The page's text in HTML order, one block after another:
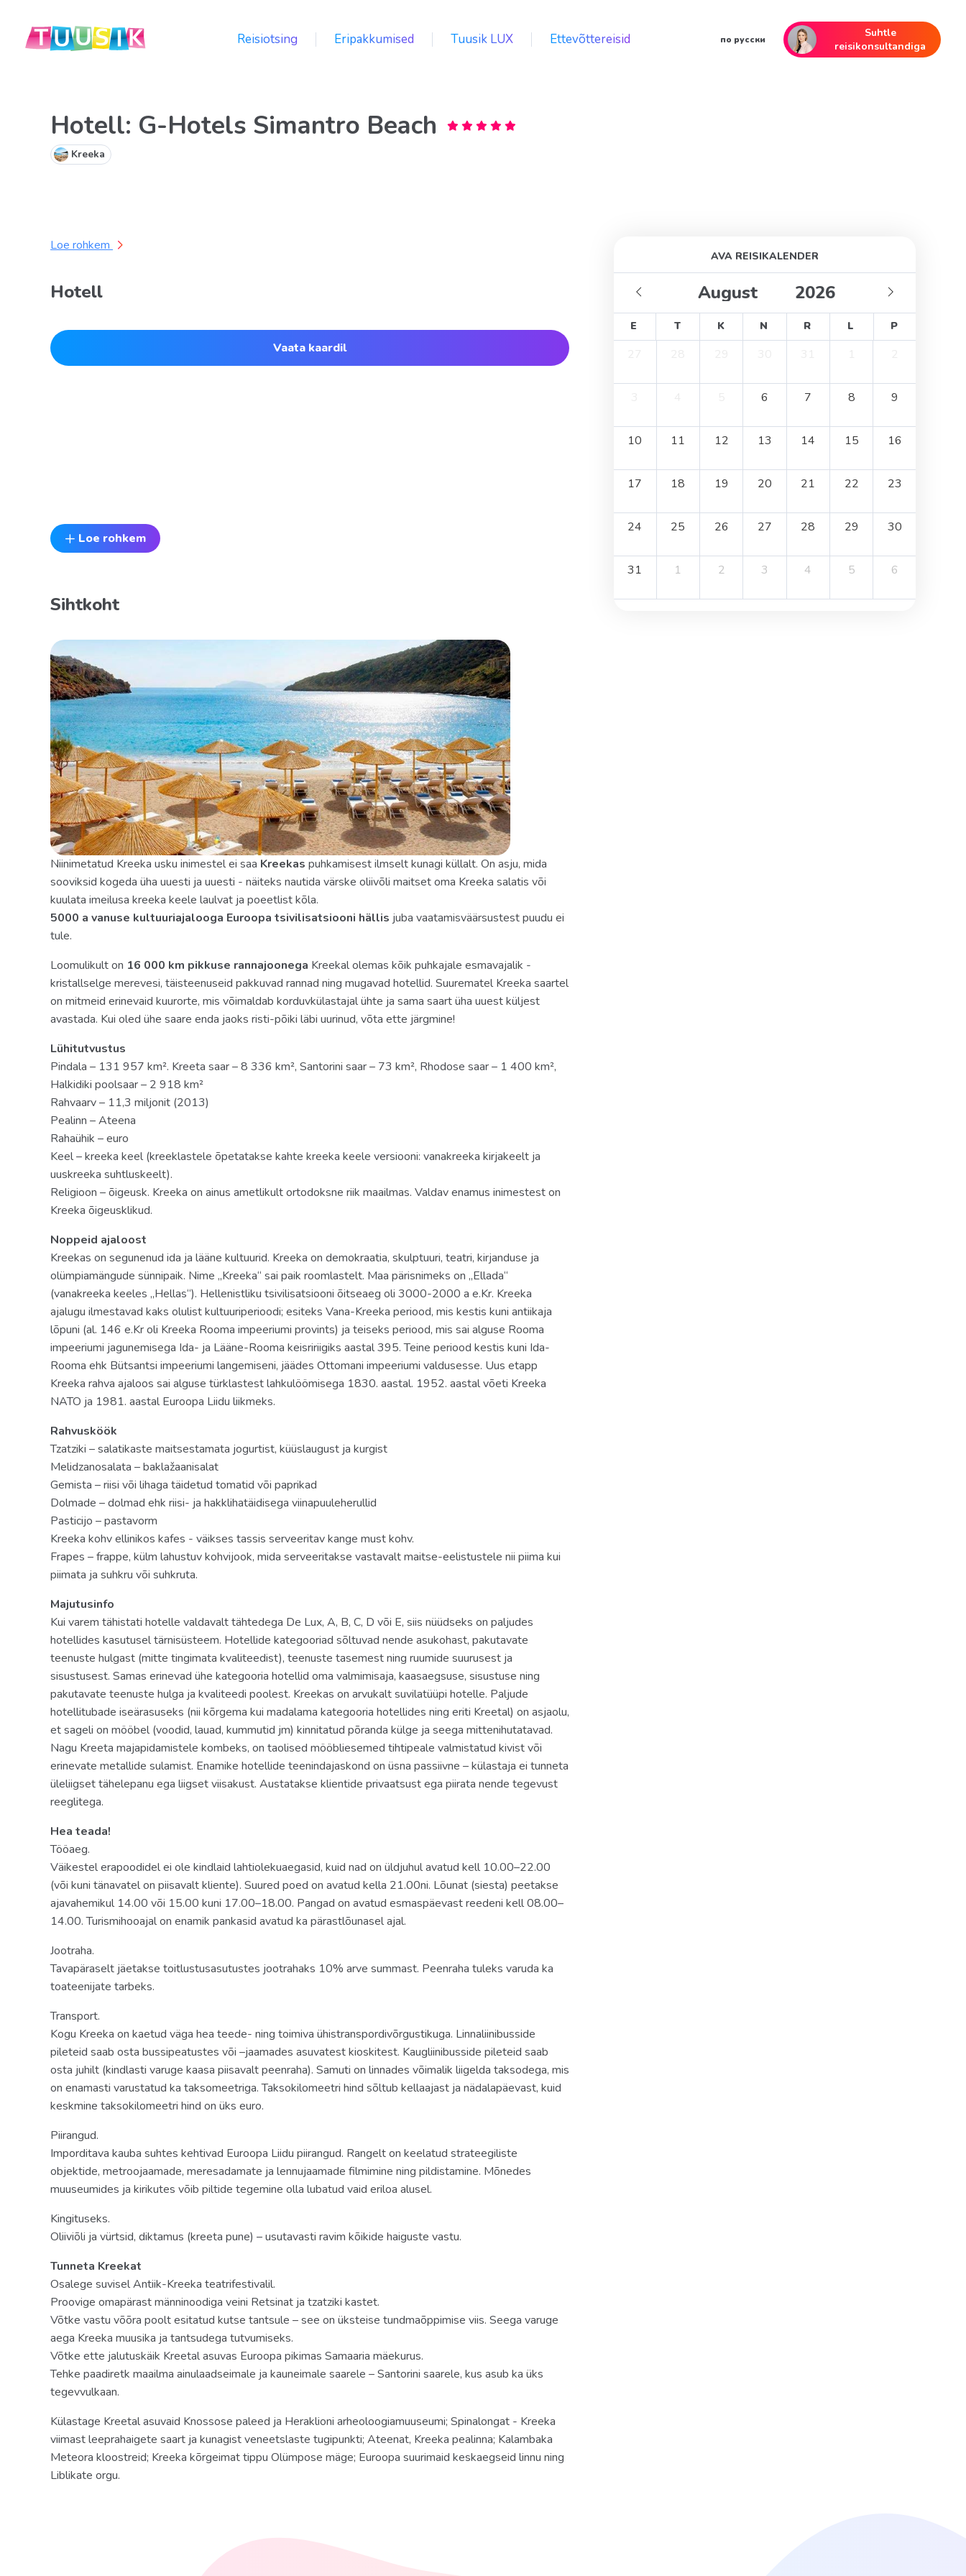
Reisiotsing Eripakkumised Tuusik LUX Ettevõttereisid по русски
Suhtle
reisikonsultandiga
Hotell: G-Hotels Simantro Beach
Kreeka
AVA REISIKALENDER
E T K N R L P
6 7 8 9
10 11 12 13 14 15 16
17 18 19 20 21 22 23
24 25 26 27 28 29 30
31 1 2 3 4 5 6
Loe rohkem
Hotell
Vaata kaardil
Loe rohkem
Sihtkoht
Niinimetatud Kreeka usku inimestel ei saa Kreekas puhkamisest ilmselt kunagi küllalt. On asju, mida
sooviksid kogeda üha uuesti ja uuesti - näiteks nautida värske oliivõli maitset oma Kreeka salatis või
kuulata imeilusa kreeka keele laulvat ja poeetlist kõla.
5000 a vanuse kultuuriajalooga Euroopa tsivilisatsiooni hällis juba vaatamisväärsustest puudu ei
tule.
Loomulikult on 16 000 km pikkuse rannajoonega Kreekal olemas kõik puhkajale esmavajalik -
kristallselge merevesi, täisteenuseid pakkuvad rannad ning mugavad hotellid. Suurematel Kreeka saartel
on mitmeid erinevaid kuurorte, mis võimaldab korduvkülastajal ühte ja sama saart üha uuest küljest
avastada. Kui oled ühe saare enda jaoks risti-põiki läbi uurinud, võta ette järgmine!
Lühitutvustus
Pindala – 131 957 km². Kreeta saar – 8 336 km², Santorini saar – 73 km², Rhodose saar – 1 400 km²,
Halkidiki poolsaar – 2 918 km²
Rahvaarv – 11,3 miljonit (2013)
Pealinn – Ateena
Rahaühik – euro
Keel – kreeka keel (kreeklastele õpetatakse kahte kreeka keele versiooni: vanakreeka kirjakeelt ja
uuskreeka suhtluskeelt).
Religioon – õigeusk. Kreeka on ainus ametlikult ortodoksne riik maailmas. Valdav enamus inimestest on
Kreeka õigeusklikud.
Noppeid ajaloost
Kreekas on segunenud ida ja lääne kultuurid. Kreeka on demokraatia, skulptuuri, teatri, kirjanduse ja
olümpiamängude sünnipaik. Nime „Kreeka“ sai paik roomlastelt. Maa pärisnimeks on „Ellada“
(vanakreeka keeles „Hellas“). Hellenistliku tsivilisatsiooni õitseaeg oli 3000-2000 a e.Kr. Kreeka
ajalugu ilmestavad kaks olulist kultuuriperioodi; esiteks Vana-Kreeka periood, mis kestis kuni antiikaja
lõpuni (al. 146 e.Kr oli Kreeka Rooma impeeriumi provints) ja teiseks periood, mis sai alguse Rooma
impeeriumi jagunemisega Ida- ja Lääne-Rooma keisririigiks aastal 395. Teine periood kestis kuni Ida-
Rooma ehk Bütsantsi impeeriumi langemiseni, jäädes Ottomani impeeriumi valdusesse. Uus etapp
Kreeka rahva ajaloos sai alguse türklastest lahkulöömisega 1830. aastal. 1952. aastal võeti Kreeka
NATO ja 1981. aastal Euroopa Liidu liikmeks.
Rahvusköök
Tzatziki – salatikaste maitsestamata jogurtist, küüslaugust ja kurgist
Melidzanosalata – baklažaanisalat
Gemista – riisi või lihaga täidetud tomatid või paprikad
Dolmade – dolmad ehk riisi- ja hakklihatäidisega viinapuuleherullid
Pasticijo – pastavorm
Kreeka kohv ellinikos kafes - väikses tassis serveeritav kange must kohv.
Frapes – frappe, külm lahustuv kohvijook, mida serveeritakse vastavalt maitse-eelistustele nii piima kui
piimata ja suhkru või suhkruta.
Majutusinfo
Kui varem tähistati hotelle valdavalt tähtedega De Lux, A, B, C, D või E, siis nüüdseks on paljudes
hotellides kasutusel tärnisüsteem. Hotellide kategooriad sõltuvad nende asukohast, pakutavate
teenuste hulgast (mitte tingimata kvaliteedist), teenuste tasemest ning ruumide suurusest ja
sisustusest. Samas erinevad ühe kategooria hotellid oma valmimisaja, kaasaegsuse, sisustuse ning
pakutavate teenuste hulga ja kvaliteedi poolest. Kreekas on arvukalt suvilatüüpi hotelle. Paljude
hotellitubade iseärasuseks (nii kõrgema kui madalama kategooria hotellides ning eriti Kreetal) on asjaolu,
et sageli on mööbel (voodid, lauad, kummutid jm) kinnitatud põranda külge ja seega mittenihutatavad.
Nagu Kreeta majapidamistele kombeks, on taolised mööbliesemed tihtipeale valmistatud kivist või
erinevate metallide sulamist. Enamike hotellide teenindajaskond on üsna passiivne – külastaja ei tunneta
üleliigset tähelepanu ega liigset viisakust. Austatakse klientide privaatsust ega piirata nende tegevust
reeglitega.
Hea teada!
Tööaeg.
Väikestel erapoodidel ei ole kindlaid lahtiolekuaegasid, kuid nad on üldjuhul avatud kell 10.00–22.00
(või kuni tänavatel on piisavalt kliente). Suured poed on avatud kella 21.00ni. Lõunat (siesta) peetakse
ajavahemikul 14.00 või 15.00 kuni 17.00–18.00. Pangad on avatud esmaspäevast reedeni kell 08.00–
14.00. Turismihooajal on enamik pankasid avatud ka pärastlõunasel ajal.
Jootraha.
Tavapäraselt jäetakse toitlustusasutustes jootrahaks 10% arve summast. Peenraha tuleks varuda ka
toateenijate tarbeks.
Transport.
Kogu Kreeka on kaetud väga hea teede- ning toimiva ühistranspordivõrgustikuga. Linnaliinibusside
pileteid saab osta bussipeatustes või –jaamades asuvatest kioskitest. Kaugliinibusside pileteid saab
osta juhilt (kindlasti varuge kaasa piisavalt peenraha). Samuti on linnades võimalik liigelda taksodega, mis
on enamasti varustatud ka taksomeetriga. Taksokilomeetri hind sõltub kellaajast ja nädalapäevast, kuid
keskmine taksokilomeetri hind on üks euro.
Piirangud.
Imporditava kauba suhtes kehtivad Euroopa Liidu piirangud. Rangelt on keelatud strateegiliste
objektide, metroojaamade, meresadamate ja lennujaamade filmimine ning pildistamine. Mõnedes
muuseumides ja kirikutes võib piltide tegemine olla lubatud vaid eriloa alusel.
Kingituseks.
Oliiviõli ja vürtsid, diktamus (kreeta pune) – usutavasti ravim kõikide haiguste vastu.
Tunneta Kreekat
Osalege suvisel Antiik-Kreeka teatrifestivalil.
Proovige omapärast männinoodiga veini Retsinat ja tzatziki kastet.
Võtke vastu võõra poolt esitatud kutse tantsule – see on üksteise tundmaõppimise viis. Seega varuge
aega Kreeka muusika ja tantsudega tutvumiseks.
Võtke ette jalutuskäik Kreetal asuvas Euroopa pikimas Samaaria mäekurus.
Tehke paadiretk maailma ainulaadseimale ja kauneimale saarele – Santorini saarele, kus asub ka üks
tegevvulkaan.
Külastage Kreetal asuvaid Knossose paleed ja Heraklioni arheoloogiamuuseumi; Spinalongat - Kreeka
viimast leeprahaigete saart ja kunagist veneetslaste tugipunkti; Ateenat, Kreeka pealinna; Kalambaka
Meteora kloostreid; Kreeka kõrgeimat tippu Olümpose mäge; Euroopa suurimaid keskaegseid linnu ning
Liblikate orgu.